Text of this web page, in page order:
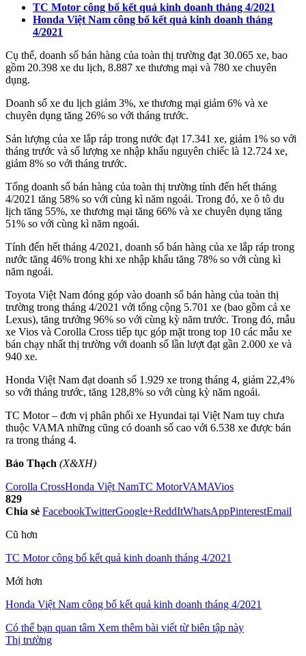
TC Motor công bố kết quả kinh doanh tháng 4/2021
Honda Việt Nam công bố kết quả kinh doanh tháng
4/2021
Cụ thể, doanh số bán hàng của toàn thị trường đạt 30.065 xe, bao
gồm 20.398 xe du lịch, 8.887 xe thương mại và 780 xe chuyên
dụng.
Doanh số xe du lịch giảm 3%, xe thương mại giảm 6% và xe
chuyên dụng tăng 26% so với tháng trước.
Sản lượng của xe lắp ráp trong nước đạt 17.341 xe, giảm 1% so với
tháng trước và số lượng xe nhập khẩu nguyên chiếc là 12.724 xe,
giảm 8% so với tháng trước.
Tổng doanh số bán hàng của toàn thị trường tính đến hết tháng
4/2021 tăng 58% so với cùng kì năm ngoái. Trong đó, xe ô tô du
lịch tăng 55%, xe thương mại tăng 66% và xe chuyên dụng tăng
51% so với cùng kì năm ngoái.
Tính đến hết tháng 4/2021, doanh số bán hàng của xe lắp ráp trong
nước tăng 46% trong khi xe nhập khẩu tăng 78% so với cùng kì
năm ngoái.
Toyota Việt Nam đóng góp vào doanh số bán hàng của toàn thị
trường trong tháng 4/2021 với tổng cộng 5.701 xe (bao gồm cả xe
Lexus), tăng trưởng 96% so với cùng kỳ năm trước. Trong đó, mẫu
xe Vios và Corolla Cross tiếp tục góp mặt trong top 10 các mẫu xe
bán chạy nhất thị trường với doanh số lần lượt đạt gần 2.000 xe và
940 xe.
Honda Việt Nam đạt doanh số 1.929 xe trong tháng 4, giảm 22,4%
so với tháng trước, tăng 128,8% so với cùng kỳ năm ngoái.
TC Motor – đơn vị phân phối xe Hyundai tại Việt Nam tuy chưa
thuộc VAMA những cũng có doanh số cao với 6.538 xe được bán
ra trong tháng 4.
Bảo Thạch (X&XH)
Corolla CrossHonda Việt NamTC MotorVAMAVios
829
Chia sẻ FacebookTwitterGoogle+ReddItWhatsAppPinterestEmail
Cũ hơn
TC Motor công bố kết quả kinh doanh tháng 4/2021
Mới hơn
Honda Việt Nam công bố kết quả kinh doanh tháng 4/2021
Có thể bạn quan tâm Xem thêm bài viết từ biên tập này
Thị trường